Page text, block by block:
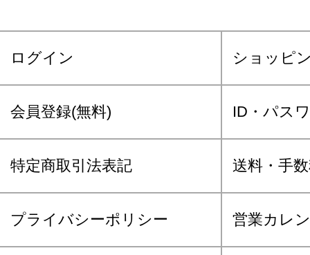
ログイン ショッピ
会員登録(無料) ID・パス
特定商取引法表記 送料・手
プライバシーポリシー 営業カレ